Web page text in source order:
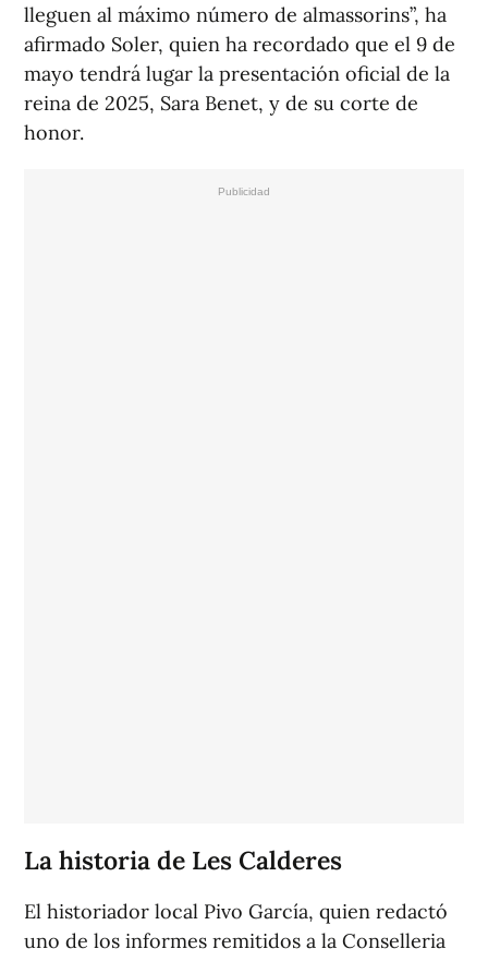
lleguen al máximo número de almassorins”, ha
afirmado Soler, quien ha recordado que el 9 de
mayo tendrá lugar la presentación oficial de la
reina de 2025, Sara Benet, y de su corte de
honor.
La historia de Les Calderes
El historiador local Pivo García, quien redactó
uno de los informes remitidos a la Conselleria